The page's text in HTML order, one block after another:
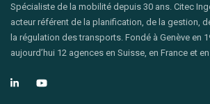
Spécialiste de la mobilité depuis 30 ans. Citec
acteur référent de la planification, de la gestion,
la régulation des transports. Fondé à Genève en
aujourd’hui 12 agences en Suisse, en France et en